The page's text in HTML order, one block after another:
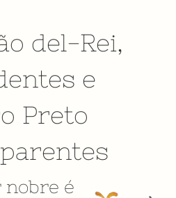
del-Rei,
e
Preto
nobre é